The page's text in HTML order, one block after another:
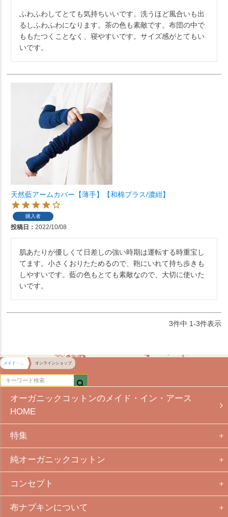
ふわふわしてとても気持ちいいです。洗うほど風合いも出
るしふわふわになります。茶の色も素敵です。布団の中で
ももたつくことなく、寝やすいです。サイズ感がとてもい
いです。
天然藍アームカバー【薄手】【和棉プラス/濃紺】
購入者
投稿日 2022/10/08
肌あたりが優しくて日差しの強い時期は運転する時重宝し
てます。小さくおりたためるので、鞄にいれて持ち歩きも
しやすいです。藍の色もとても素敵なので、大切に使いた
いです。
3件中 1-3件表示
メイド・イン・アース HOME オンラインショップ
オーガニックコットンのメイド・イン・アース
HOME
特集
純オーガニックコットン
コンセプト
布ナプキンについて